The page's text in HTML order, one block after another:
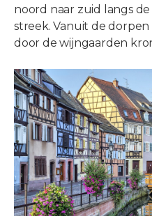
noord naar zuid langs
streek. Vanuit de
door de wijngaarden